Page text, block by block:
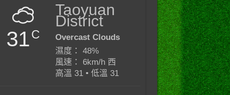
31C
Taoyuan
District
Overcast Clouds
濕度： 48%
風速： 6km/h 西
高溫 31 • 低溫 31